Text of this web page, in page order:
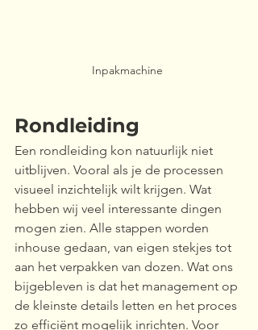
Inpakmachine
Rondleiding
Een rondleiding kon natuurlijk niet
uitblijven. Vooral als je de processen
visueel inzichtelijk wilt krijgen. Wat
hebben wij veel interessante dingen
mogen zien. Alle stappen worden
inhouse gedaan, van eigen stekjes tot
aan het verpakken van dozen. Wat ons
bijgebleven is dat het management op
de kleinste details letten en het proces
zo efficiënt mogelijk inrichten. Voor